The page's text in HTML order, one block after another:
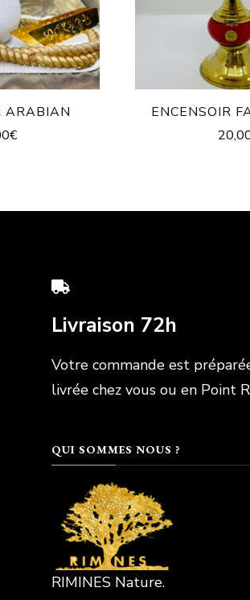
ARABIAN
€
ENCENSOIR
Livraison 72h
Votre commande est
livrée chez vous ou en Point
QUI SOMMES NOUS ?
RIMINES Nature.